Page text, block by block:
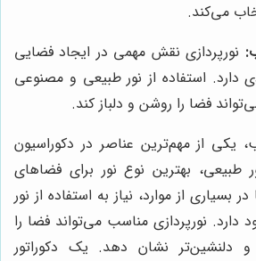
می‌کند.
نورپردازی نقش مهمی در ایجاد فضایی
دارد. استفاده از نور طبیعی و مصنوعی
فضا را روشن و دلباز کند.
یکی از مهم‌ترین عناصر در دکوراسیون
طبیعی، بهترین نوع نور برای فضاهای
بسیاری از موارد، نیاز به استفاده از نور
دارد. نورپردازی مناسب می‌تواند فضا را
و دلنشین‌تر نشان دهد. یک دکوراتور